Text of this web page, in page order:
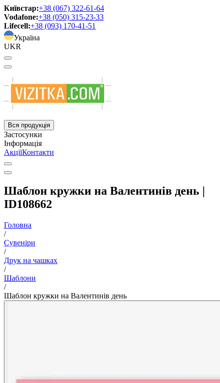
Київстар:+38 (067) 322-61-64
Vodafone:+38 (050) 315-23-33
Lifecell:+38 (093) 170-41-51
Україна
UKR
Вся продукція
Застосунки
Інформація
АкціїКонтакти
Шаблон кружки на Валентинів день |
ID108662
Головна
/
Сувеніри
/
Друк на чашках
/
Шаблони
/
Шаблон кружки на Валентинів день